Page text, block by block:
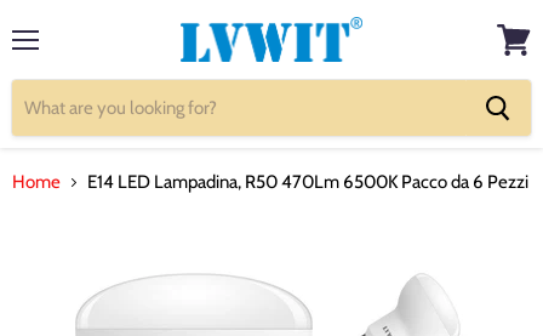
cart
Home E14 LED Lampadina, R50 470Lm 6500K Pacco da 6 Pezzi